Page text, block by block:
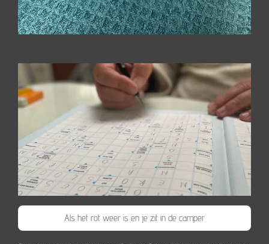
Als het rot weer is en je zit in de camper